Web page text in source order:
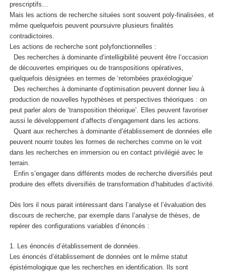
prescriptifs…
Mais les actions de recherche situées sont souvent poly-finalisées, et
même quelquefois peuvent poursuivre plusieurs finalités
contradictoires.
Les actions de recherche sont polyfonctionnelles :
Des recherches à dominante d’intelligibilité peuvent être l’occasion
de découvertes empiriques ou de transpositions opératives,
quelquefois désignées en termes de ‘retombées praxéologique’
Des recherches à dominante d’optimisation peuvent donner lieu à
production de nouvelles hypothèses et perspectives théoriques : on
peut parler alors de ‘transposition théorique’. Elles peuvent favoriser
aussi le développement d’affects d’engagement dans les actions.
Quant aux recherches à dominante d’établissement de données elle
peuvent nourrir toutes les formes de recherches comme on le voit
dans les recherches en immersion ou en contact privilégié avec le
terrain.
Enfin s’engager dans différents modes de recherche diversifiés peut
produire des effets diversifiés de transformation d’habitudes d’activité.
Dès lors il nous parait intéressant dans l’analyse et l’évaluation des
discours de recherche, par exemple dans l’analyse de thèses, de
repérer des configurations variables d’énoncés :
1. Les énoncés d’établissement de données.
Les énoncés d’établissement de données ont le même statut
épistémologique que les recherches en identification. Ils sont